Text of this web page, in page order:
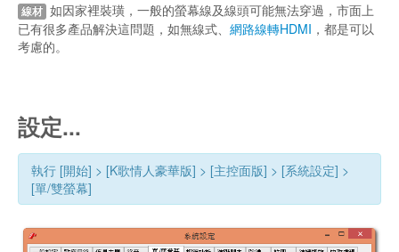
線材 如因家裡裝璜，一般的螢幕線及線頭可能無法穿過，市面上
已有很多產品解決這問題，如無線式、 網路線轉HDMI ，都是可以
考慮的。
設定...
執行 [開始] > [K歌情人豪華版] > [主控面版] > [系統設定] >
[單/雙螢幕]